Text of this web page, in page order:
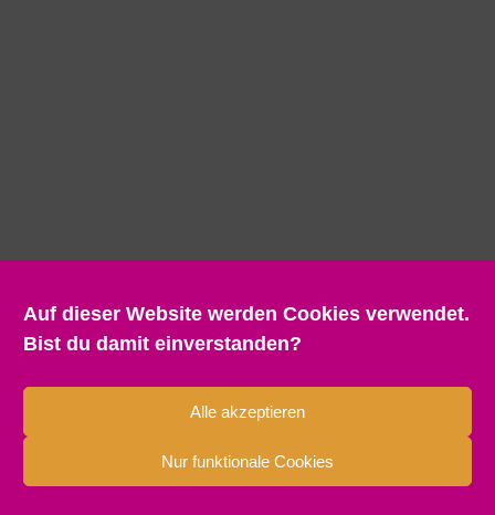
Auf dieser Website werden Cookies verwendet.
Bist du damit einverstanden?
Alle akzeptieren
Nur funktionale Cookies